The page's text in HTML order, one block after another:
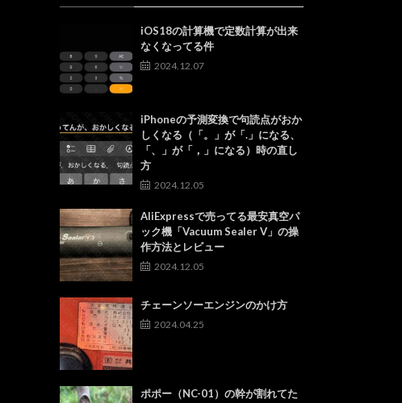
iOS18の計算機で定数計算が出来
なくなってる件
2024.12.07
iPhoneの予測変換で句読点がおか
しくなる（「。」が「.」になる、
「、」が「，」になる）時の直し
方
2024.12.05
AliExpressで売ってる最安真空パ
ック機「Vacuum Sealer V」の操
作方法とレビュー
2024.12.05
チェーンソーエンジンのかけ方
2024.04.25
ポポー（NC-01）の幹が割れてた